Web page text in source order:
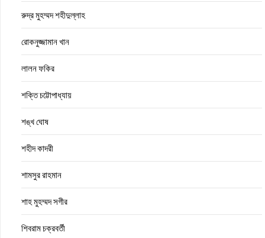
রুদ্র মুহম্মদ শহীদুল্লাহ
রোকনুজ্জামান খান
লালন ফকির
শক্তি চট্টোপাধ্যায়
শঙ্খ ঘোষ
শহীদ কাদরী
শামসুর রাহমান
শাহ মুহম্মদ সগীর
শিবরাম চক্রবর্তী